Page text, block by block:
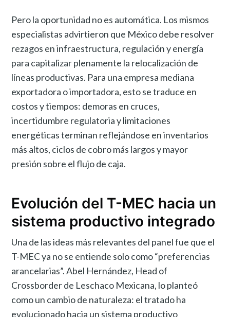
Pero la oportunidad no es automática. Los mismos
especialistas advirtieron que México debe resolver
rezagos en infraestructura, regulación y energía
para capitalizar plenamente la relocalización de
líneas productivas. Para una empresa mediana
exportadora o importadora, esto se traduce en
costos y tiempos: demoras en cruces,
incertidumbre regulatoria y limitaciones
energéticas terminan reflejándose en inventarios
más altos, ciclos de cobro más largos y mayor
presión sobre el flujo de caja.
Evolución del T-MEC hacia un
sistema productivo integrado
Una de las ideas más relevantes del panel fue que el
T-MEC ya no se entiende solo como “preferencias
arancelarias”. Abel Hernández, Head of
Crossborder de Leschaco Mexicana, lo planteó
como un cambio de naturaleza: el tratado ha
evolucionado hacia un sistema productivo